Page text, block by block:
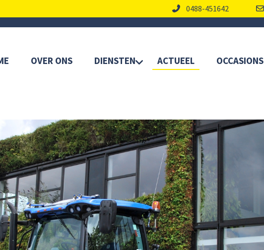
0488-451642
OVER ONS DIENSTEN ACTUEEL OCCASIONS